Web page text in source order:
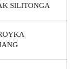
SILITONGA